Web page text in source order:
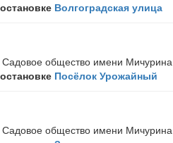
Волгоградская улица
общество имени Мичурина
Посёлок Урожайный
общество имени Мичурина